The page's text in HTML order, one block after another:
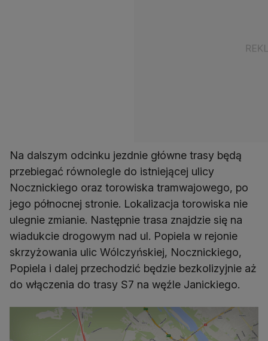
Na dalszym odcinku jezdnie główne trasy będą
przebiegać równolegle do istniejącej ulicy
Nocznickiego oraz torowiska tramwajowego, po
jego północnej stronie. Lokalizacja torowiska nie
ulegnie zmianie. Następnie trasa znajdzie się na
wiadukcie drogowym nad ul. Popiela w rejonie
skrzyżowania ulic Wólczyńskiej, Nocznickiego,
Popiela i dalej przechodzić będzie bezkolizyjnie aż
do włączenia do trasy S7 na węźle Janickiego.